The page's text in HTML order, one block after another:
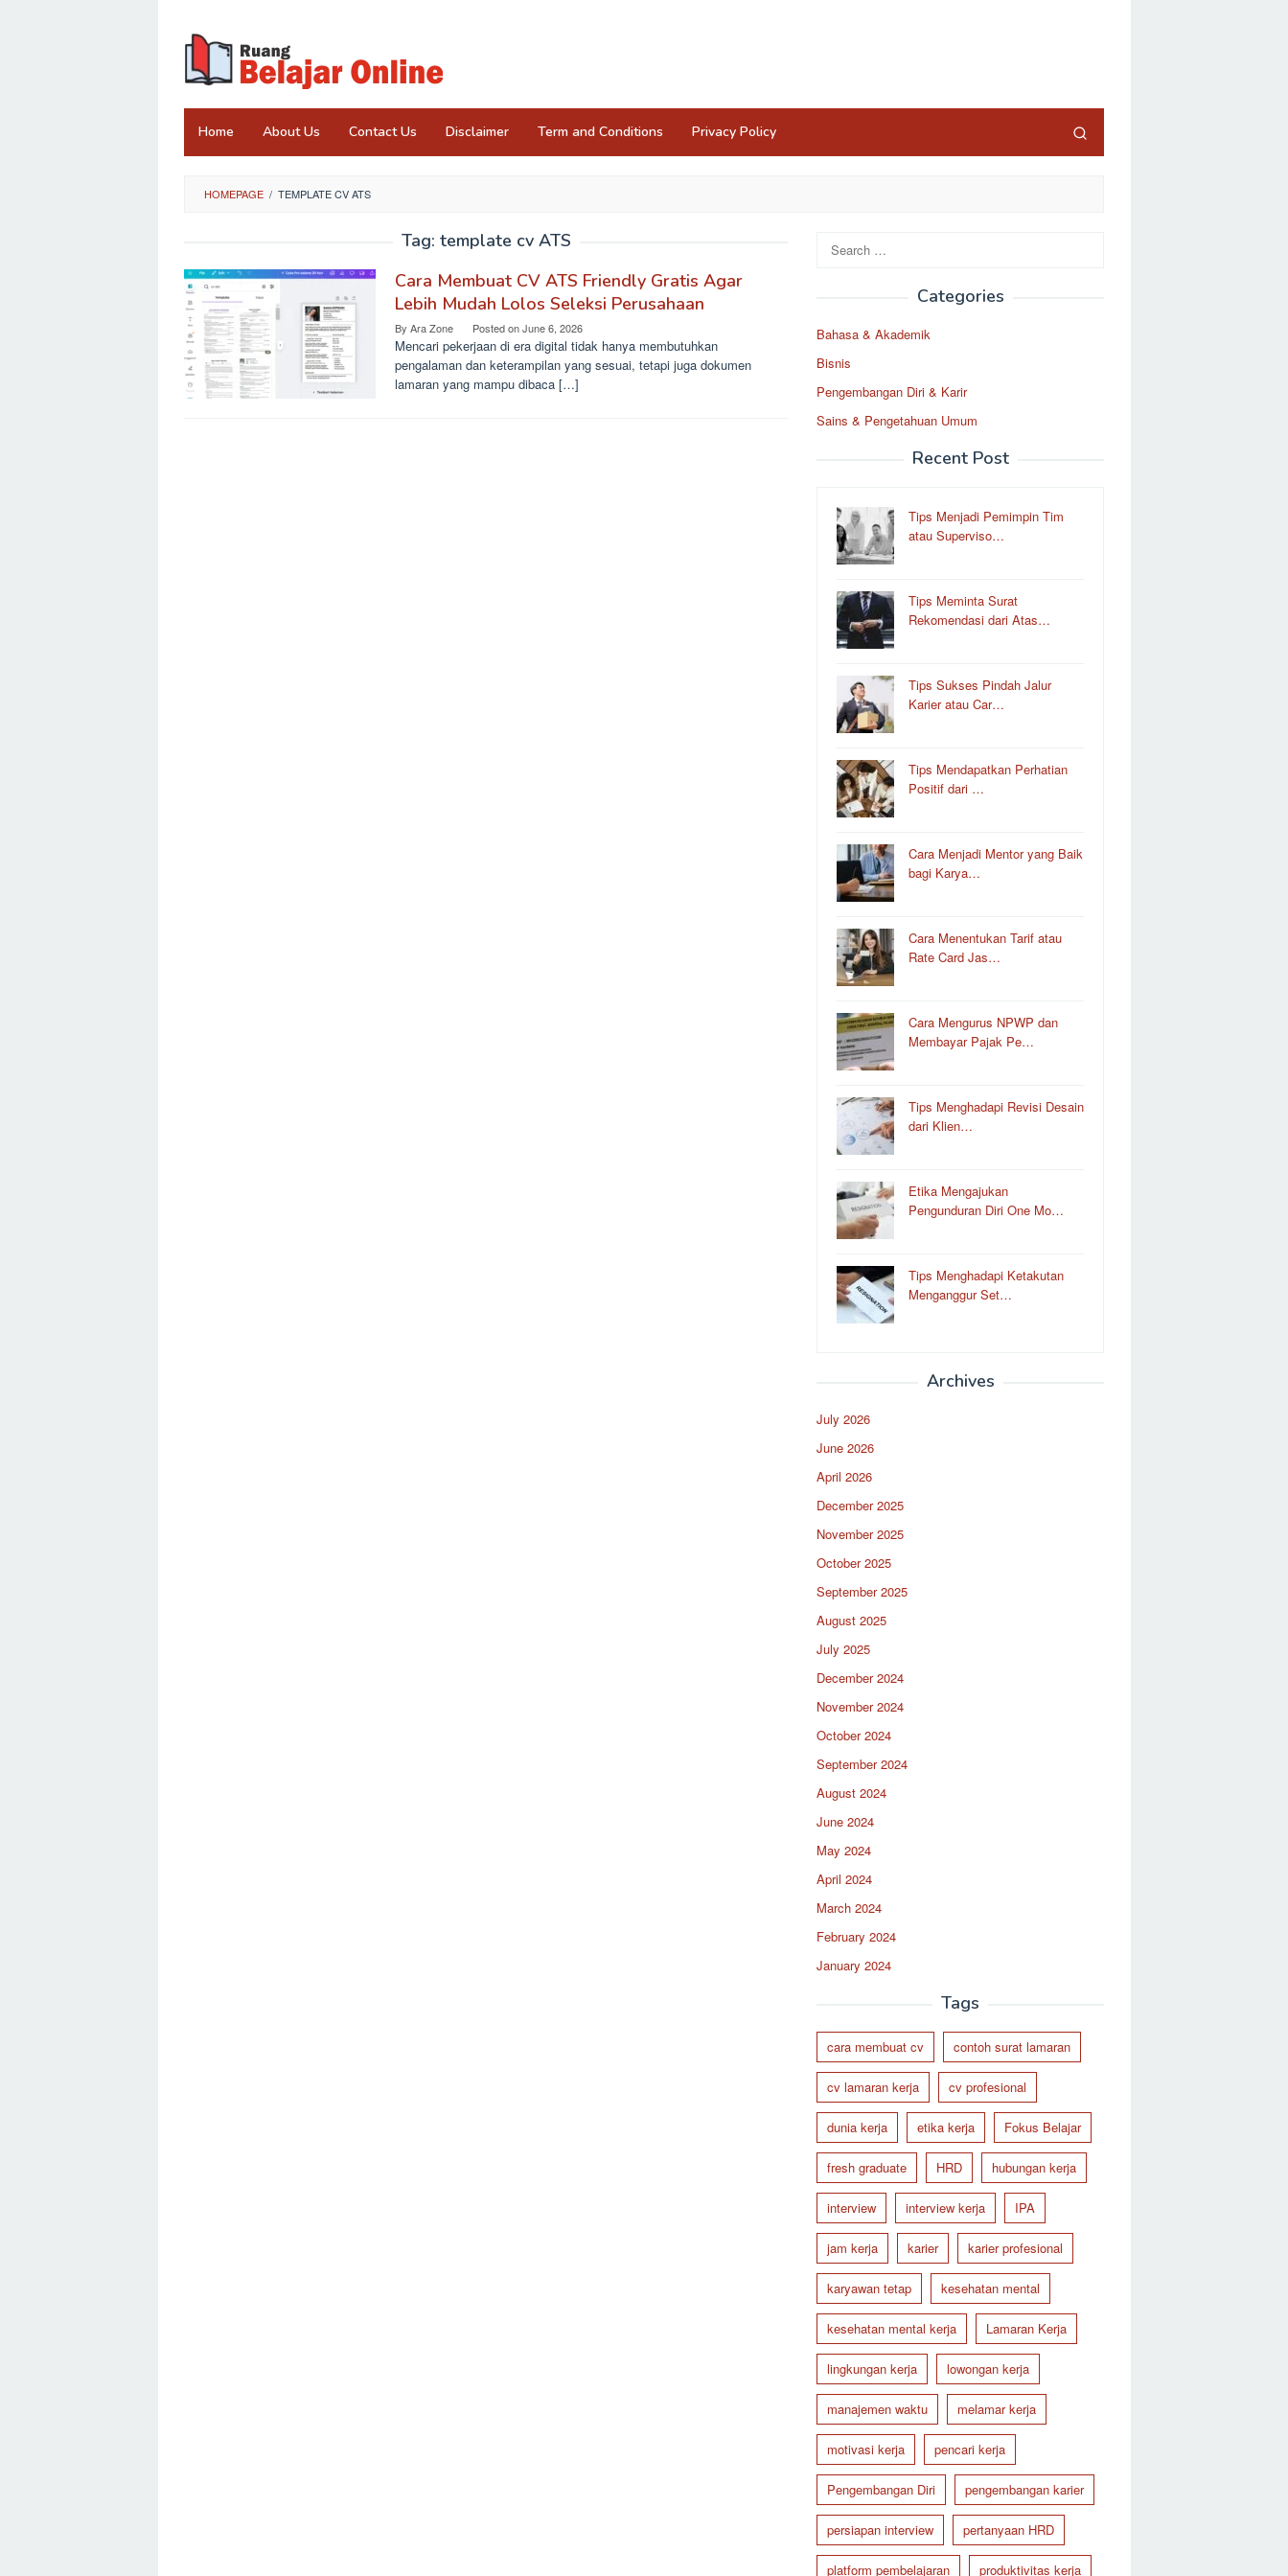
content
Home About Us Contact Us Disclaimer Term and Conditions Privacy Policy
HOMEPAGE / TEMPLATE CV ATS
Tag: template cv ATS
Cara Membuat CV ATS Friendly Gratis Agar
Lebih Mudah Lolos Seleksi Perusahaan
By Ara Zone Posted onJune 6, 2026
Mencari pekerjaan di era digital tidak hanya membutuhkan
pengalaman dan keterampilan yang sesuai, tetapi juga dokumen
lamaran yang mampu dibaca […]
Search
for:
Categories
Bahasa & Akademik
Bisnis
Pengembangan Diri & Karir
Sains & Pengetahuan Umum
Recent Post
Tips Menjadi Pemimpin Tim
atau Superviso…
Tips Meminta Surat
Rekomendasi dari Atas…
Tips Sukses Pindah Jalur
Karier atau Car…
Tips Mendapatkan Perhatian
Positif dari …
Cara Menjadi Mentor yang Baik
bagi Karya…
Cara Menentukan Tarif atau
Rate Card Jas…
Cara Mengurus NPWP dan
Membayar Pajak Pe…
Tips Menghadapi Revisi Desain
dari Klien…
Etika Mengajukan
Pengunduran Diri One Mo…
Tips Menghadapi Ketakutan
Menganggur Set…
Archives
July 2026
June 2026
April 2026
December 2025
November 2025
October 2025
September 2025
August 2025
July 2025
December 2024
November 2024
October 2024
September 2024
August 2024
June 2024
May 2024
April 2024
March 2024
February 2024
January 2024
Tags
cara membuat cv contoh surat lamaran
cv lamaran kerja cv profesional
dunia kerja etika kerja Fokus Belajar
fresh graduate HRD hubungan kerja
interview interview kerja IPA
jam kerja karier karier profesional
karyawan tetap kesehatan mental
kesehatan mental kerja Lamaran Kerja
lingkungan kerja lowongan kerja
manajemen waktu melamar kerja
motivasi kerja pencari kerja
Pengembangan Diri pengembangan karier
persiapan interview pertanyaan HRD
platform pembelajaran produktivitas kerja